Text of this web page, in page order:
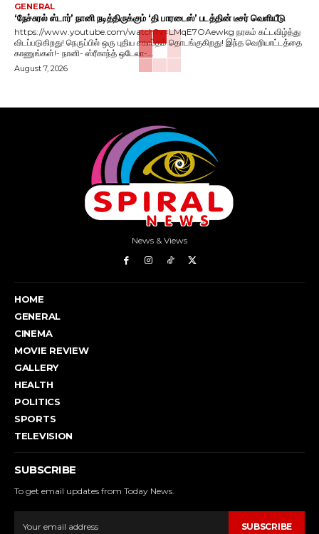
GENERAL
‘நேச்சுரல் ஸ்டார்’ நானி நடித்திருக்கும் ‘தி பாரடைஸ்’ படத்தின் டீசர் வெளியீடு
https://www.youtube.com/watch?v=LMqE7OAewkg நரகம் கட்டவிழ்த்து
விடப்படுகிறது! நெருப்பில் ஒரு புதிய சகாப்தம் தொடங்குகிறது! இந்த வெறியாட்டத்தை
காணுங்கள்!- நானி- ஸ்ரீகாந்த் ஒடேலா-...
August 7, 2026
News & Views
HOME
GENERAL
CINEMA
MOVIE REVIEW
GALLERY
HEALTH
POLITICS
SPORTS
TELEVISION
SUBSCRIBE
To get email updates from Today News.
SUBSCRIBE